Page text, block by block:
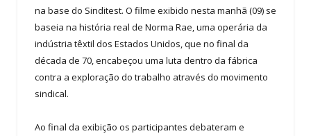
na base do Sinditest. O filme exibido nesta manhã (09) se
baseia na história real de Norma Rae, uma operária da
indústria têxtil dos Estados Unidos, que no final da
década de 70, encabeçou uma luta dentro da fábrica
contra a exploração do trabalho através do movimento
sindical.
Ao final da exibição os participantes debateram e